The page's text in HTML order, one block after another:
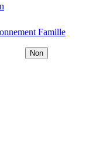
Famille
Non